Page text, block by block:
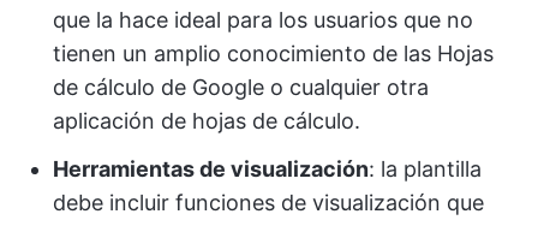
que la hace ideal para los usuarios que no
tienen un amplio conocimiento de las Hojas
de cálculo de Google o cualquier otra
aplicación de hojas de cálculo.
Herramientas de visualización: la plantilla
debe incluir funciones de visualización que